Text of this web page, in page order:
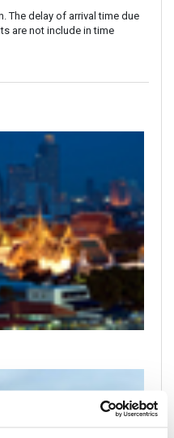
The delay of arrival time due
are not include in time